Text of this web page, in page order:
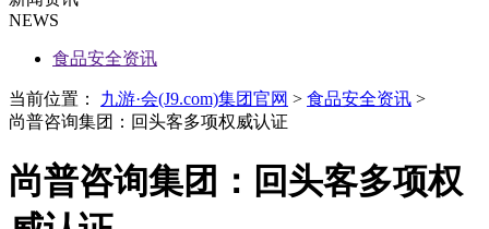
NEWS
食品安全资讯
当前位置： 九游·会(J9.com)集团官网 > 食品安全资讯 >
尚普咨询集团：回头客多项权威认证
尚普咨询集团：回头客多项权